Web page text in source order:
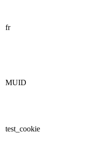
fr
MUID
test_cookie